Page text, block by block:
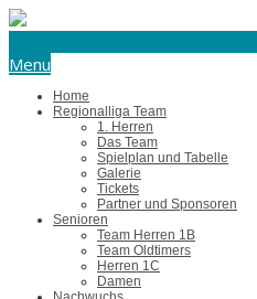
Menu
Home
Regionalliga Team
1. Herren
Das Team
Spielplan und Tabelle
Galerie
Tickets
Partner und Sponsoren
Senioren
Team Herren 1B
Team Oldtimers
Herren 1C
Damen